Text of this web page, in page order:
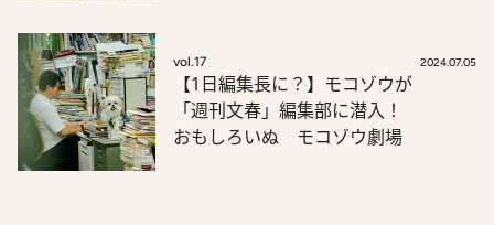
vol.17 2024.07.05
【1日編集長に？】モコゾウが
「週刊文春」編集部に潜入！
おもしろいぬ モコゾウ劇場